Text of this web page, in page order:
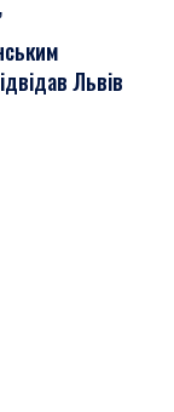
Львів